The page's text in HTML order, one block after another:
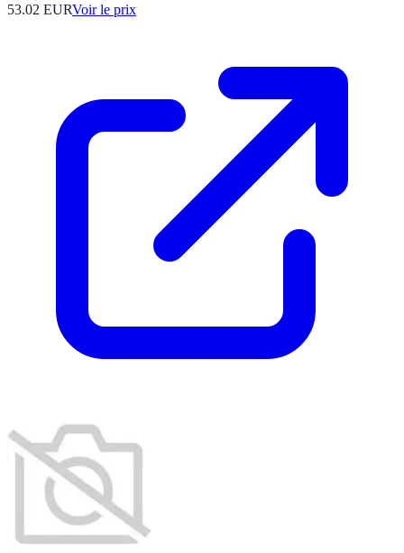
53.02 EURVoir le prix